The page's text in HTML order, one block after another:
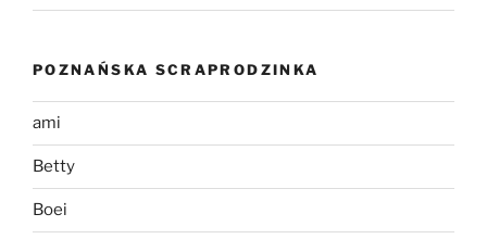
POZNAŃSKA SCRAPRODZINKA
ami
Betty
Boei